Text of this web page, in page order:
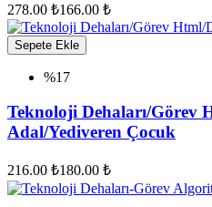
278.00 ₺166.00 ₺
Sepete Ekle
%17
Teknoloji Dehaları/Görev
Adal/Yediveren Çocuk
216.00 ₺180.00 ₺